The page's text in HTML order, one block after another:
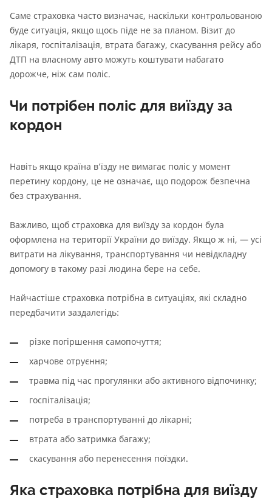
Саме страховка часто визначає, наскільки контрольованою
буде ситуація, якщо щось піде не за планом. Візит до
лікаря, госпіталізація, втрата багажу, скасування рейсу або
ДТП на власному авто можуть коштувати набагато
дорожче, ніж сам поліс.
Чи потрібен поліс для виїзду за
кордон
Навіть якщо країна в’їзду не вимагає поліс у момент
перетину кордону, це не означає, що подорож безпечна
без страхування.
Важливо, щоб страховка для виїзду за кордон була
оформлена на території України до виїзду. Якщо ж ні, — усі
витрати на лікування, транспортування чи невідкладну
допомогу в такому разі людина бере на себе.
Найчастіше страховка потрібна в ситуаціях, які складно
передбачити заздалегідь:
різке погіршення самопочуття;
харчове отруєння;
травма під час прогулянки або активного відпочинку;
госпіталізація;
потреба в транспортуванні до лікарні;
втрата або затримка багажу;
скасування або перенесення поїздки.
Яка страховка потрібна для виїзду